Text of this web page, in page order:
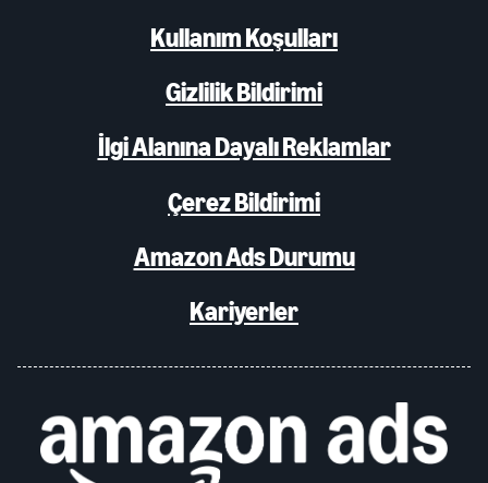
Kullanım Koşulları
Gizlilik Bildirimi
İlgi Alanına Dayalı Reklamlar
Çerez Bildirimi
Amazon Ads Durumu
Kariyerler